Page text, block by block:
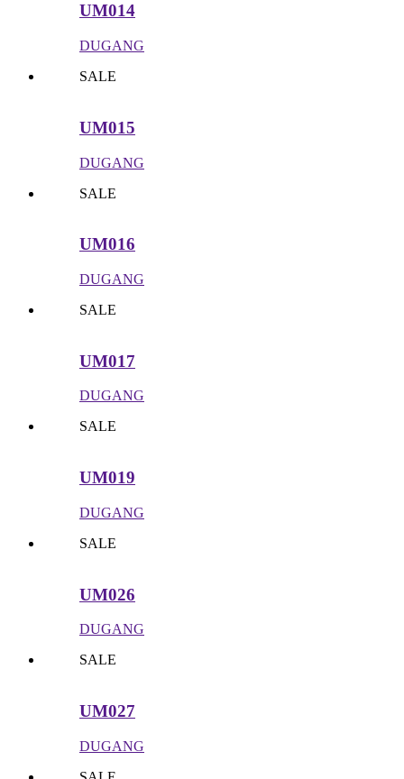
UM014
DUGANG
SALE
UM015
DUGANG
SALE
UM016
DUGANG
SALE
UM017
DUGANG
SALE
UM019
DUGANG
SALE
UM026
DUGANG
SALE
UM027
DUGANG